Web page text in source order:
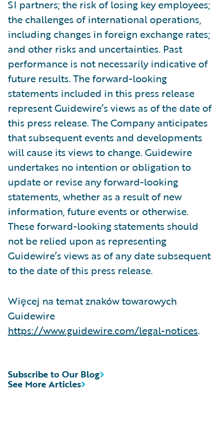
SI partners; the risk of losing key employees;
the challenges of international operations,
including changes in foreign exchange rates;
and other risks and uncertainties. Past
performance is not necessarily indicative of
future results. The forward-looking
statements included in this press release
represent Guidewire’s views as of the date of
this press release. The Company anticipates
that subsequent events and developments
will cause its views to change. Guidewire
undertakes no intention or obligation to
update or revise any forward-looking
statements, whether as a result of new
information, future events or otherwise.
These forward-looking statements should
not be relied upon as representing
Guidewire’s views as of any date subsequent
to the date of this press release.
Więcej na temat znaków towarowych
Guidewire
https://www.guidewire.com/legal-notices.
See More Articles
Subscribe to Our Blog